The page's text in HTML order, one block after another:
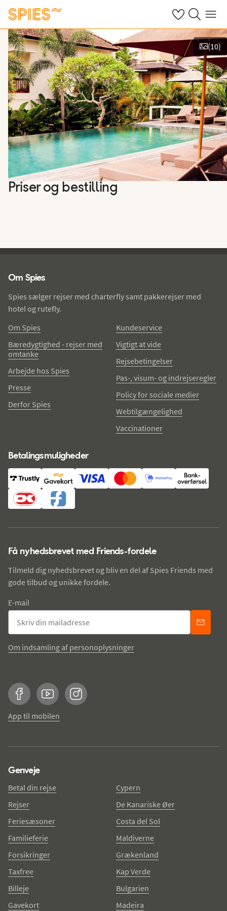
Se dine gemte
Søg påMenu
Vis billeder
(10)
Priser og bestilling
Om Spies
Spies sælger rejser med charterfly samt pakkerejser med
hotel og rutefly.
Om Spies
Bæredygtighed - rejser med
omtanke
Arbejde hos Spies
Presse
Derfor Spies
Kundeservice
Vigtigt at vide
Rejsebetingelser
Pas-, visum- og indrejseregler
Policy for sociale medier
Webtilgængelighed
Vaccinationer
Betalingsmuligheder
Få nyhedsbrevet med Friends-fordele
Tilmeld dig nyhedsbrevet og bliv en del af Spies Friends med
gode tilbud og unikke fordele.
E-mail
Om indsamling af personoplysninger
FacebookYouTubeInstagram
App til mobilen
Genveje
Betal din rejse
Rejser
Feriesæsoner
Familieferie
Forsikringer
Taxfree
Billeje
Gavekort
Cypern
De Kanariske Øer
Costa del Sol
Maldiverne
Grækenland
Kap Verde
Bulgarien
Madeira